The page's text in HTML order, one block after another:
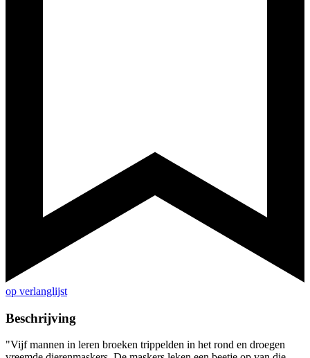
op verlanglijst
Beschrijving
"Vijf mannen in leren broeken trippelden in het rond en droegen